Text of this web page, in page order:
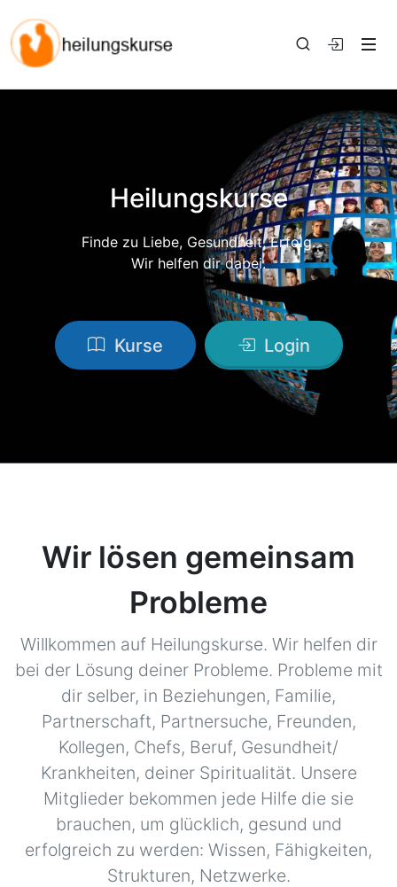
Heilungskurse
Finde zu Liebe, Gesundheit, Erfolg.
Wir helfen dir dabei.
Kurse Login
Wir lösen gemeinsam
Probleme
Willkommen auf Heilungskurse. Wir helfen dir
bei der Lösung deiner Probleme. Probleme mit
dir selber, in Beziehungen, Familie,
Partnerschaft, Partnersuche, Freunden,
Kollegen, Chefs, Beruf, Gesundheit/
Krankheiten, deiner Spiritualität. Unsere
Mitglieder bekommen jede Hilfe die sie
brauchen, um glücklich, gesund und
erfolgreich zu werden: Wissen, Fähigkeiten,
Strukturen, Netzwerke.